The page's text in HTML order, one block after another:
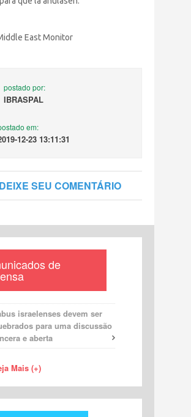
East Monitor
postado por:
IBRASPAL
em:
12-23 13:11:31
DEIXE SEU COMENTÁRIO
de
israelenses devem ser
para uma discussão
e aberta
Mais (+)